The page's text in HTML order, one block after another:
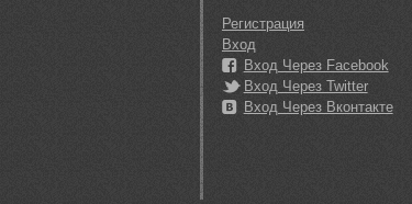
Регистрация
Вход
Вход Через Facebook
Вход Через Twitter
Вход Через Вконтакте